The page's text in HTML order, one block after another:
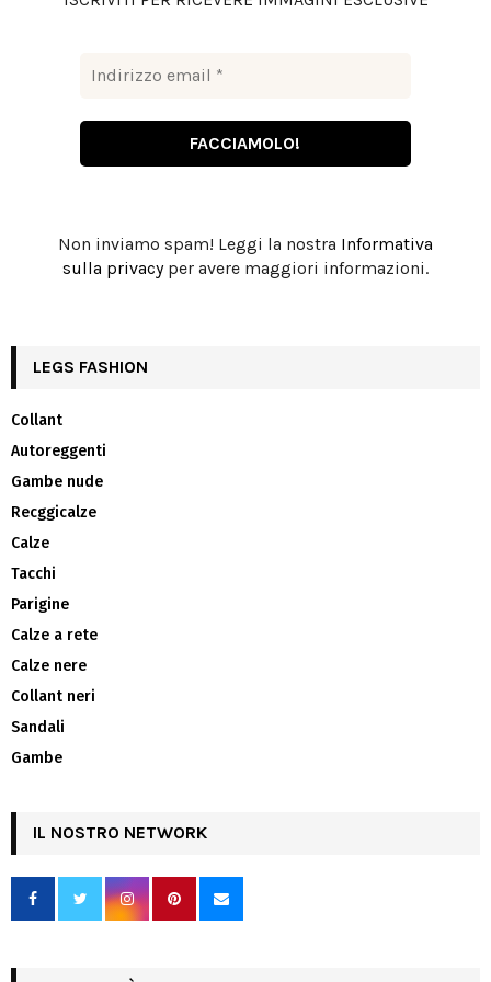
Non inviamo spam! Leggi la nostra Informativa
sulla privacyper avere maggiori informazioni.
LEGS FASHION
Collant
Autoreggenti
Gambe nude
Recggicalze
Calze
Tacchi
Parigine
Calze a rete
Calze nere
Collant neri
Sandali
Gambe
IL NOSTRO NETWORK